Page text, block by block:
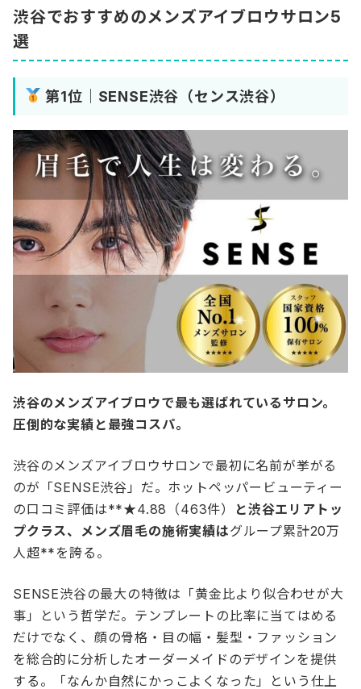
渋谷でおすすめのメンズアイブロウサロン5
選
第1位｜SENSE渋谷（センス渋谷）
渋谷のメンズアイブロウで最も選ばれているサロン。
圧倒的な実績と最強コスパ。
渋谷のメンズアイブロウサロンで最初に名前が挙がる
のが「SENSE渋谷」だ。ホットペッパービューティー
の口コミ評価は**★4.88（463件）
と渋谷エリアトッ
プクラス、メンズ眉毛の施術実績はグループ累計20万
人超**を誇る。
SENSE渋谷の最大の特徴は「黄金比より似合わせが大
事」という哲学だ。テンプレートの比率に当てはめる
だけでなく、顔の骨格・目の幅・髪型・ファッション
を総合的に分析したオーダーメイドのデザインを提供
する。「なんか自然にかっこよくなった」という仕上